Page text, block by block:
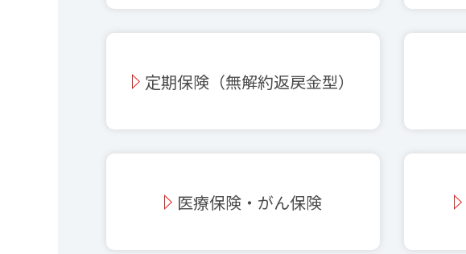
定期保険（無解約返戻金型）
医療保険・がん保険